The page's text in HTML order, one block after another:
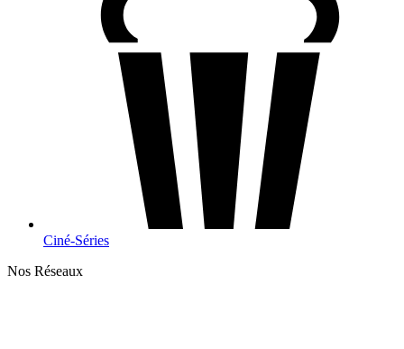
Ciné-Séries
Nos Réseaux